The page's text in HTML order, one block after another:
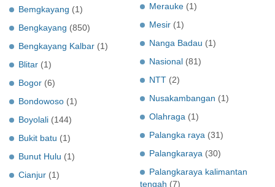
Bemgkayang (1)
Bengkayang (850)
Bengkayang Kalbar (1)
Blitar (1)
Bogor (6)
Bondowoso (1)
Boyolali (144)
Bukit batu (1)
Bunut Hulu (1)
Cianjur (1)
Merauke (1)
Mesir (1)
Nanga Badau (1)
Nasional (81)
NTT (2)
Nusakambangan (1)
Olahraga (1)
Palangka raya (31)
Palangkaraya (30)
Palangkaraya kalimantan
tengah (7)